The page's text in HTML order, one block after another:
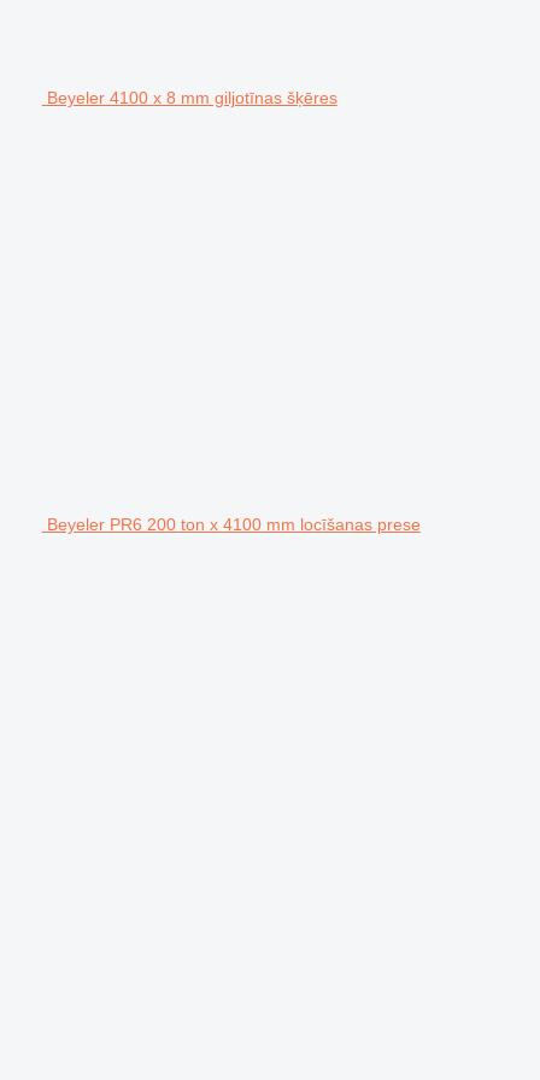
Beyeler 4100 x 8 mm giljotīnas šķēres
Beyeler PR6 200 ton x 4100 mm locīšanas prese